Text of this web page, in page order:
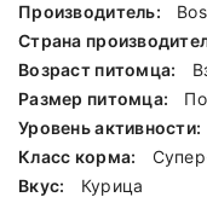
Производитель:
Страна
Возраст питомца:
Размер питомца:
Уровень активности:
Класс корма:
Вкус:
Курица